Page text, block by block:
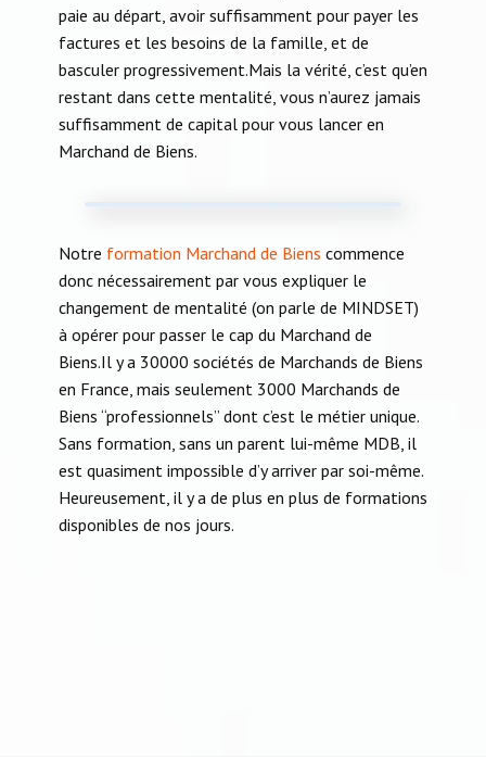
paie au départ, avoir suffisamment pour payer les
factures et les besoins de la famille, et de
basculer progressivement.Mais la vérité, c’est qu’en
restant dans cette mentalité, vous n’aurez jamais
suffisamment de capital pour vous lancer en
Marchand de Biens.
Notre formation Marchand de Biens commence
donc nécessairement par vous expliquer le
changement de mentalité (on parle de MINDSET)
à opérer pour passer le cap du Marchand de
Biens.Il y a 30000 sociétés de Marchands de Biens
en France, mais seulement 3000 Marchands de
Biens “professionnels” dont c’est le métier unique.
Sans formation, sans un parent lui-même MDB, il
est quasiment impossible d’y arriver par soi-même.
Heureusement, il y a de plus en plus de formations
disponibles de nos jours.